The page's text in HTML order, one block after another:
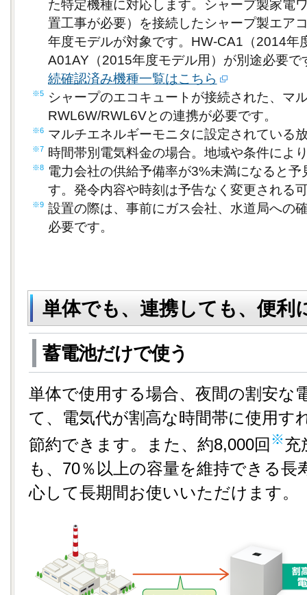
た特定機種に対応します。シャープ製家電
置工事が必要）を接続したシャープ製エア
年度モデルが対象です。HW-CA1（2014年
A01AY（2015年度モデル用）が別途必要
続確認済み機種一覧はこちら
※5
シャープのエコキュートが接続された、マ
RWL6W/RWL6Vとの連携が必要です。
※6 マルチエネルギーモニタに設定されている
※7 時間帯別電気料金の場合。地域や条件によ
※8
電力会社の供給予備率が3%未満になると
す。発令内容や時刻は予告なく変更される
※9 設置の際は、事前にガス会社、水道局への
必要です。
単体でも、連携しても、便利
蓄電池だけで使う
単体で使用する場合、夜間の割安な
て、電気代が割高な時間帯に使用す
節約できます。また、約8,000回 ※充
も、70％以上の容量を維持できる長
心して長期間お使いいただけます。